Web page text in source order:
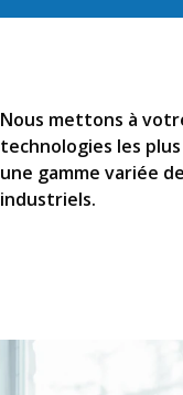
Nous mettons à
technologies les
une gamme variée
industriels.